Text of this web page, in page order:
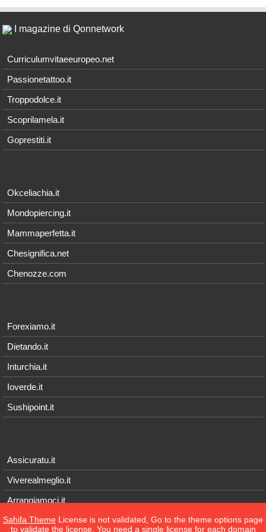
I magazine di Qonnetwork
Curriculumvitaeeuropeo.net
Passionetattoo.it
Troppodolce.it
Scoprilamela.it
Goprestiti.it
Okceliachia.it
Mondopiercing.it
Mammaperfetta.it
Chesignifica.net
Chenozze.com
Forexiamo.it
Dietando.it
Inturchia.it
Ioverde.it
Sushipoint.it
Assicuratu.it
Viverealmeglio.it
Arrangiamoci.it
Tecnichef.it
Sahifa Theme License is not validated, Go to the theme options page
to validate the license, You need a single license for each domain